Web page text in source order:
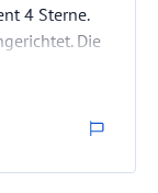
4 Sterne.
Die